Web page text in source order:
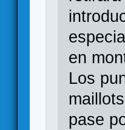
en
Los
pase